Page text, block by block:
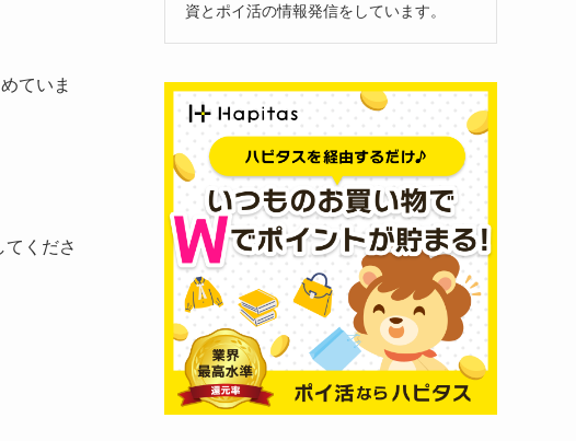
ていま
くださ
資とポイ活の情報発信をしています。